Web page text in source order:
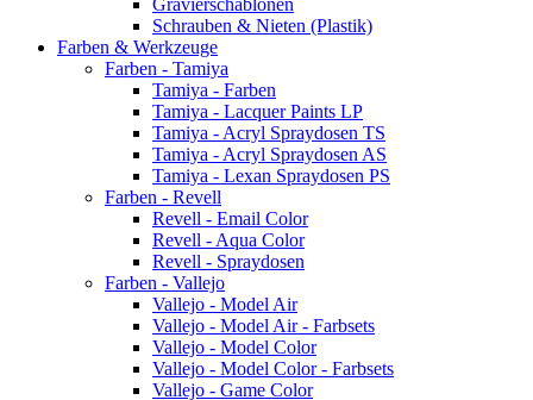
Gravierschablonen
Schrauben & Nieten (Plastik)
Farben & Werkzeuge
Farben - Tamiya
Tamiya - Farben
Tamiya - Lacquer Paints LP
Tamiya - Acryl Spraydosen TS
Tamiya - Acryl Spraydosen AS
Tamiya - Lexan Spraydosen PS
Farben - Revell
Revell - Email Color
Revell - Aqua Color
Revell - Spraydosen
Farben - Vallejo
Vallejo - Model Air
Vallejo - Model Air - Farbsets
Vallejo - Model Color
Vallejo - Model Color - Farbsets
Vallejo - Game Color